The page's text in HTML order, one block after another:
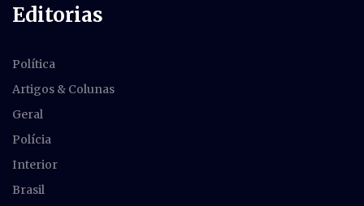
Editorias
Política
Artigos & Colunas
Geral
Polícia
Interior
Brasil